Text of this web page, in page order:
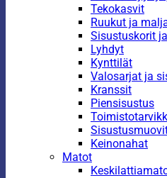
Tekokasvit
Ruukut ja
Sisustuskorit
Lyhdyt
Kynttilät
Valosarjat ja
Kranssit
Piensisustus
Keinonahat
Matot